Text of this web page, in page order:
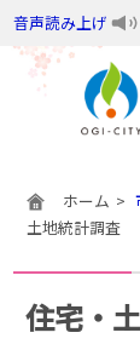
音声読み上げ
ホーム
土地統計調査
住宅・